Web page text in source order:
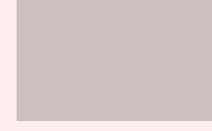
président